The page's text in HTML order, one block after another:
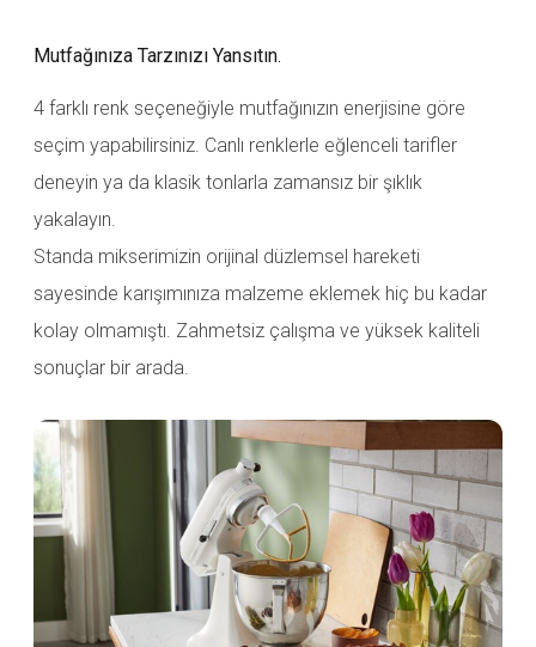
Mutfağınıza Tarzınızı Yansıtın.
4 farklı renk seçeneğiyle mutfağınızın enerjisine göre
seçim yapabilirsiniz. Canlı renklerle eğlenceli tarifler
deneyin ya da klasik tonlarla zamansız bir şıklık
yakalayın.
Standa mikserimizin orijinal düzlemsel hareketi
sayesinde karışımınıza malzeme eklemek hiç bu kadar
kolay olmamıştı. Zahmetsiz çalışma ve yüksek kaliteli
sonuçlar bir arada.